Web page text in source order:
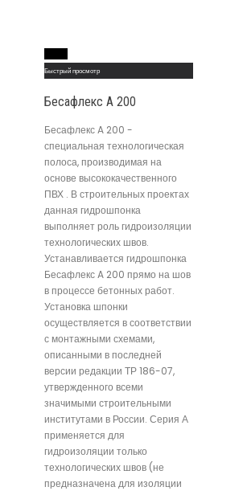
Быстрый просмотр
Бесафлекс A 200
Бесафлекс A 200 -
специальная технологическая
полоса, производимая на
основе высококачественного
ПВХ . В строительных проектах
данная гидрошпонка
выполняет роль гидроизоляции
технологических швов.
Устанавливается гидрошпонка
Бесафлекс A 200 прямо на шов
в процессе бетонных работ.
Установка шпонки
осуществляется в соответствии
с монтажными схемами,
описанными в последней
версии редакции ТР 186-07,
утвержденного всеми
значимыми строительными
институтами в России. Серия А
применяется для
гидроизоляции только
технологических швов (не
предназначена для изоляции